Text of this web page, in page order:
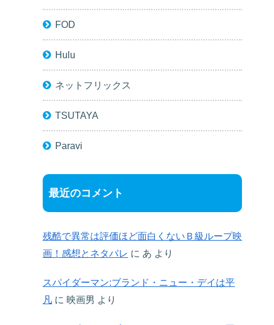
FOD
Hulu
ネットフリックス
TSUTAYA
Paravi
最近のコメント
残酷で異常は評価ほど面白くないＢ級ループ映
画！感想とネタバレ に あ より
スパイダーマン:ブランド・ニュー・デイは平
凡 に 映画男 より